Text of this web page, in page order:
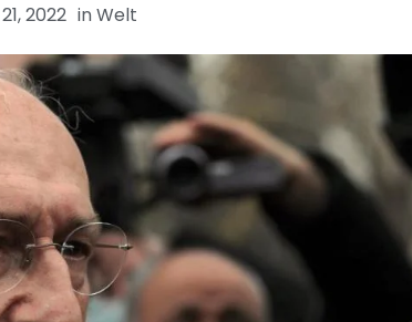
2022 inWelt